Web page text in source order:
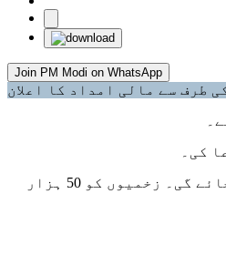
Join PM Modi on WhatsApp
طرف سے مالی امداد کا اعلان
کی۔
(پی ایم این آر ایف) سے ہر مہلوکہ کے قریبی لواحقین کو 2 لاکھ روپے کی امداد دی جائے گی۔ زخمیوں کو 50 ہزار